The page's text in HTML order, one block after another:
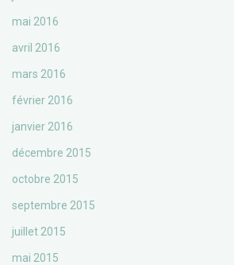
mai 2016
avril 2016
mars 2016
février 2016
janvier 2016
décembre 2015
octobre 2015
septembre 2015
juillet 2015
mai 2015